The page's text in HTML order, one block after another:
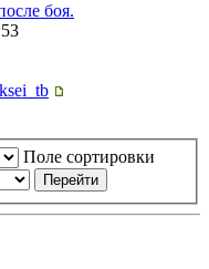
боя.
Поле сортировки